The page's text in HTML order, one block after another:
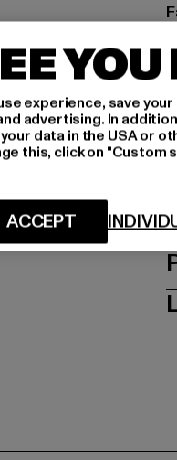
YOU
experience, save
advertising. In
data in the USA or
this, click on "Custom
ACCEPT